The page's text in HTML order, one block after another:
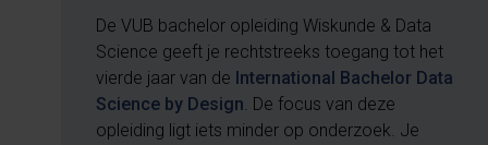
De VUB bachelor opleiding Wiskunde & Data
Science geeft je rechtstreeks toegang tot het
vierde jaar van de International Bachelor Data
Science by Design. De focus van deze
opleiding ligt iets minder op onderzoek. Je